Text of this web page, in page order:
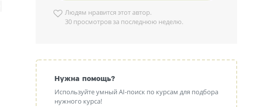
Людям нравится этот автор.
30 просмотров за последнюю неделю.
Нужна помощь?
Используйте умный AI-поиск по курсам для подбора
нужного курса!